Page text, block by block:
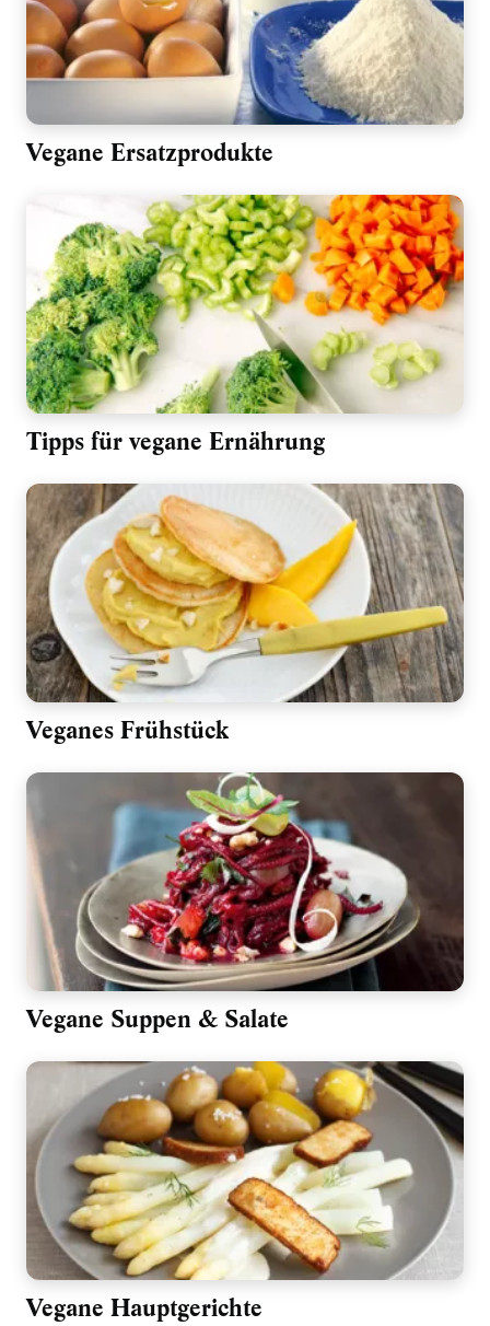
Vegane Ersatzprodukte
Tipps für vegane Ernährung
Veganes Frühstück
Vegane Suppen & Salate
Vegane Hauptgerichte